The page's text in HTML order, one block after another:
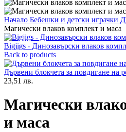
Начало Бебешки и детски играчки
Магически влаков комплект и маса
Bigjigs - Динозавърски влаков
Back to products
Дървени блокчета за повдигане на
23,51 лв.
Магически
и маса